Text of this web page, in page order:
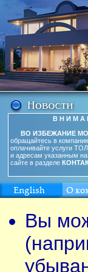
В Н И М А
ВО ИЗБЕЖАНИЕ
обращайтесь в
оплачивайте услуги
и адресам указанным
сайте в разделе
Вы